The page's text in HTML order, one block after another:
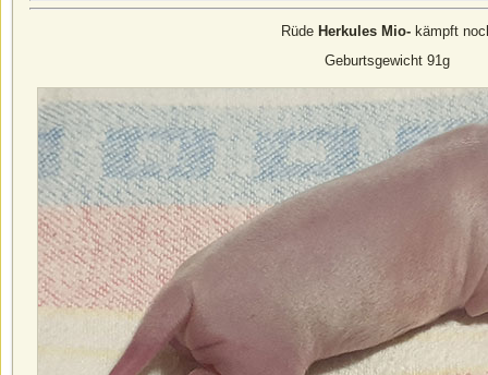
Rüde Herkules Mio-kämpft
Geburtsgewicht 91g